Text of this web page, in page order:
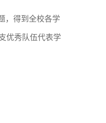
，得到全校各学
优秀队伍代表学